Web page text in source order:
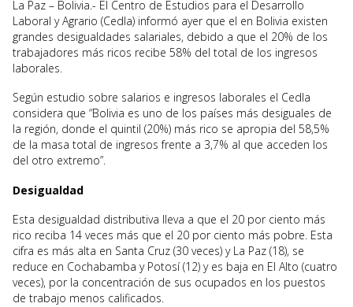
La Paz – Bolivia.- El Centro de Estudios para el Desarrollo
Laboral y Agrario (Cedla) informó ayer que el en Bolivia existen
grandes desigualdades salariales, debido a que el 20% de los
trabajadores más ricos recibe 58% del total de los ingresos
laborales.
Según estudio sobre salarios e ingresos laborales el Cedla
considera que “Bolivia es uno de los países más desiguales de
la región, donde el quintil (20%) más rico se apropia del 58,5%
de la masa total de ingresos frente a 3,7% al que acceden los
del otro extremo”.
Desigualdad
Esta desigualdad distributiva lleva a que el 20 por ciento más
rico reciba 14 veces más que el 20 por ciento más pobre. Esta
cifra es más alta en Santa Cruz (30 veces) y La Paz (18), se
reduce en Cochabamba y Potosí (12) y es baja en El Alto (cuatro
veces), por la concentración de sus ocupados en los puestos
de trabajo menos calificados.